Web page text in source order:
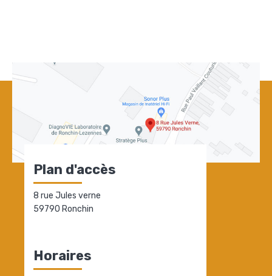
Plan d'accès
8 rue Jules verne
59790 Ronchin
Horaires